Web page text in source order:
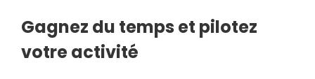
Gagnez du temps et pilotez
votre activité